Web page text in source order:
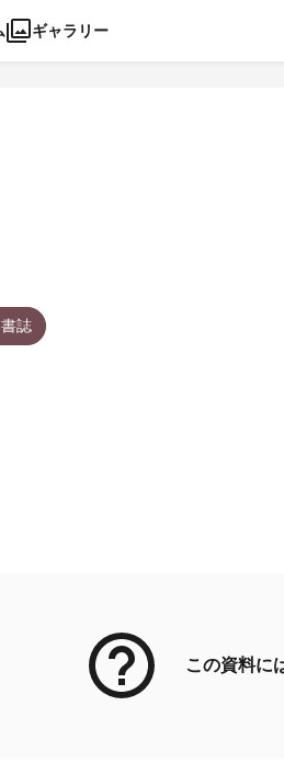
ギャラリー
誌
この資料に